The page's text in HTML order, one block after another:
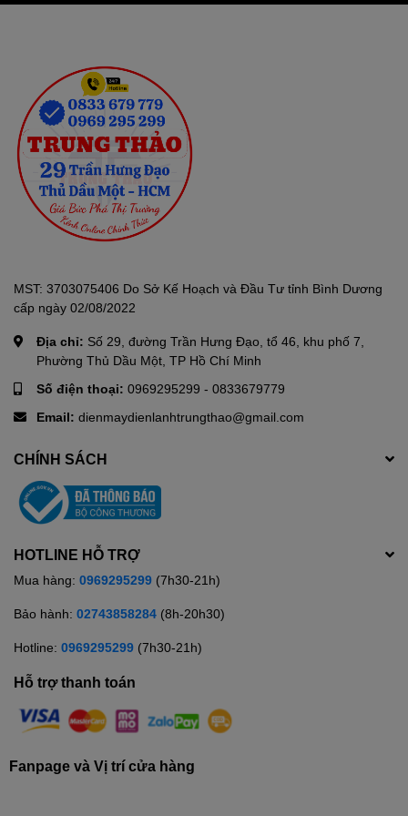
Kích thước sản phẩm:
MST: 3703075406 Do Sở Kế Hoạch và Đầu Tư tỉnh Bình Dương
cấp ngày 02/08/2022
Địa chỉ: Số 29, đường Trần Hưng Đạo, tổ 46, khu phố 7,
Phường Thủ Dầu Một, TP Hồ Chí Minh
Số điện thoại: 0969295299 - 0833679779
Email: dienmaydienlanhtrungthao@gmail.com
CHÍNH SÁCH
HOTLINE HỖ TRỢ
Mua hàng: 0969295299 (7h30-21h)
Bảo hành: 02743858284 (8h-20h30)
Hotline: 0969295299 (7h30-21h)
Hỗ trợ thanh toán
Fanpage và Vị trí cửa hàng